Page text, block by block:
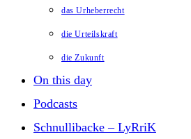
das Urheberrecht
die Urteilskraft
die Zukunft
On this day
Podcasts
Schnullibacke – LyRriK